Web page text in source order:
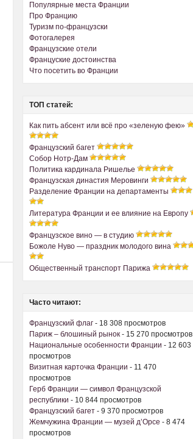
Популярные места Франции
Про Францию
Туризм по-французски
Фотогалерея
Французские отели
Француские достоинства
Что посетить во Франции
ТОП статей:
Как пить абсент или всё про «зеленую фею»
Французский багет
Собор Нотр-Дам
Политика кардинала Ришелье
Французская династия Меровинги
Разделение Франции на департаменты
Литература Франции и ее влияние на Европу
Французское вино — в студию
Божоле Нуво — праздник молодого вина
Общественный транспорт Парижа
Часто читают:
Французский флаг - 18 308 просмотров
Париж – блошиный рынок - 15 270 просмотров
Национальные особенности Франции - 12 603
просмотров
Визитная карточка Франции - 11 470
просмотров
Герб Франции — символ Французской
республики - 10 844 просмотров
Французский багет - 9 370 просмотров
Жемчужина Франции — музей д’Орсе - 8 474
просмотров